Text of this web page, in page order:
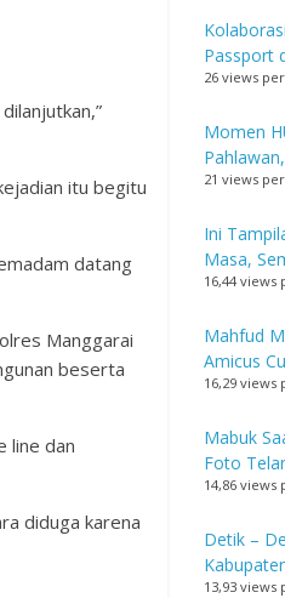
itu begitu
datang
Manggarai
beserta
line dan
diduga karena
Passport
26 views
Momen
21 views
Ini
Masa,
16,44 views
Mahfud
Amicus
16,29 views
Mabuk
Foto
14,86 views
Detik –
13,93 views